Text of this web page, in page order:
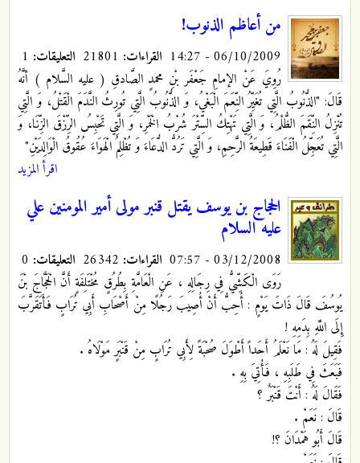
من أعاظم الذنوب!
06/10/2009 - 14:27 القراءات: التعليقات:
رُوِيَ عَنْ الإمامِ جَعْفَر بْنِ محمدٍ الصَّادقِ ( عليه السَّلام ) أنَّهُ
قَالَ: "الذُّنُوبُ الَّتِي تُغَيِّرُ النِّعَمَ الْبَغْيُ، وَ الذُّنُوبُ الَّتِي تُورِثُ النَّدَمَ الْقَتْلُ، وَ الَّتِي
تُنْزِلُ النِّقَمَ الظُّلْمُ، وَ الَّتِي تَهْتِكُ السِّتْرَ شُرْبُ الْخَمْرِ، وَ الَّتِي تَحْبِسُ الرِّزْقَ الزِّنَا، وَ
الَّتِي تُعَجِّلُ الْفَنَاءَ قَطِيعَةُ الرَّحِمِ، وَ الَّتِي تَرُدُّ الدُّعَاءَ وَ تُظْلِمُ الْهَوَاءَ عُقُوقُ الْوَالِدَيْنِ"
اقرأ المزيد
الحجاج بن يوسف يقتل قنبر مولى أمير المومنين علي
عليه السلام
03/12/2008 - 07:57 القراءات: التعليقات:
رَوَى الْكَشِّيُّ فِي رِجَالِهِ ، عَنِ الْعَامَّةِ بِطُرُقٍ مُخْتَلِفَةٍ أَنَّ الْحَجَّاجَ بْنَ
يُوسُفَ قَالَ ذَاتَ يَوْمٍ : أُحِبُّ أَنْ أُصِيبَ رَجُلًا مِنْ أَصْحَابِ أَبِي تُرَابٍ فَأَتَقَرَّبَ
إِلَى اللَّهِ بِدَمِهِ !
فَقِيلَ لَهُ : مَا نَعْلَمُ أَحَداً أَطْوَلَ صُحْبَةً لِأَبِي تُرَابٍ مِنْ قَنْبَرٍ مَوْلَاهُ .
فَبَعَثَ فِي طَلَبِهِ ، فَأُتِيَ بِهِ .
فَقَالَ لَهُ : أَنْتَ قَنْبَرٌ ؟
قَالَ : نَعَمْ .
قَالَ أَبُو هَمْدَانَ ؟!